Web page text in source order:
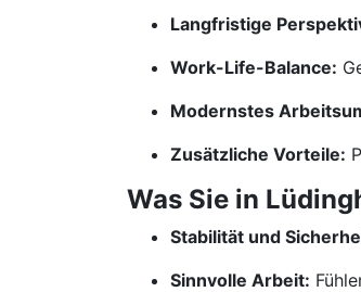
Langfristige
Work-Life-Balance:
Modernstes
Zusätzliche Vorteile:
Was Sie in
Stabilität und
Sinnvolle Arbeit: